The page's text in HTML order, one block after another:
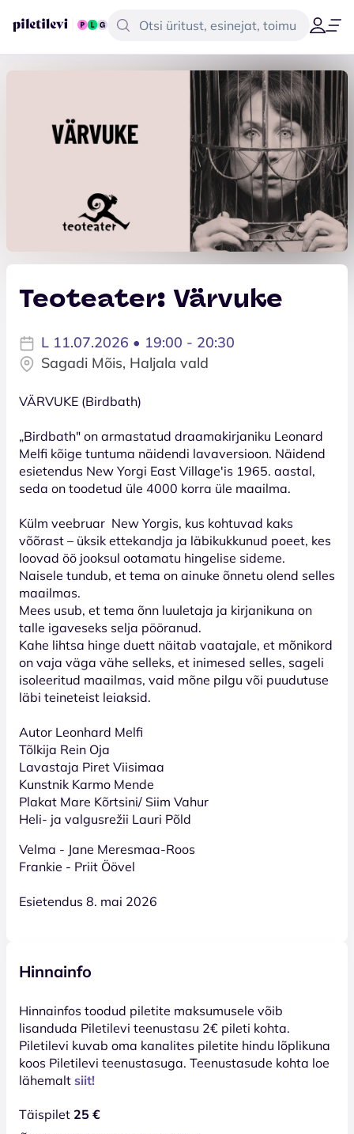
Teoteater: Värvuke
L 11.07.2026 • 19:00 - 20:30
Sagadi Mõis, Haljala vald
VÄRVUKE (Birdbath)
„Birdbath" on armastatud draamakirjaniku Leonard
Melfi kõige tuntuma näidendi lavaversioon. Näidend
esietendus New Yorgi East Village'is 1965. aastal,
seda on toodetud üle 4000 korra üle maailma.
Külm veebruar New Yorgis, kus kohtuvad kaks
võõrast – üksik ettekandja ja läbikukkunud poeet, kes
loovad öö jooksul ootamatu hingelise sideme.
Naisele tundub, et tema on ainuke õnnetu olend selles
maailmas.
Mees usub, et tema õnn luuletaja ja kirjanikuna on
talle igaveseks selja pööranud.
Kahe lihtsa hinge duett näitab vaatajale, et mõnikord
on vaja väga vähe selleks, et inimesed selles, sageli
isoleeritud maailmas, vaid mõne pilgu või puudutuse
läbi teineteist leiaksid.
Autor Leonhard Melfi
Tõlkija Rein Oja
Lavastaja Piret Viisimaa
Kunstnik Karmo Mende
Plakat Mare Kõrtsini/ Siim Vahur
Heli- ja valgusrežii Lauri Põld
Velma - Jane Meresmaa-Roos
Frankie - Priit Öövel
Esietendus 8. mai 2026
Hinnainfo
Hinnainfos toodud piletite maksumusele võib
lisanduda Piletilevi teenustasu 2€ pileti kohta.
Piletilevi kuvab oma kanalites piletite hindu lõplikuna
koos Piletilevi teenustasuga. Teenustasude kohta loe
lähemalt siit!
Täispilet 25 €